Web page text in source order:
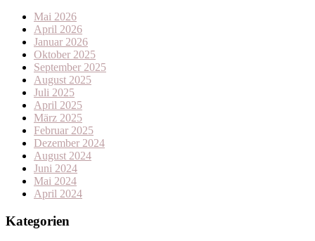
Mai 2026
April 2026
Januar 2026
Oktober 2025
September 2025
August 2025
Juli 2025
April 2025
März 2025
Februar 2025
Dezember 2024
August 2024
Juni 2024
Mai 2024
April 2024
Kategorien